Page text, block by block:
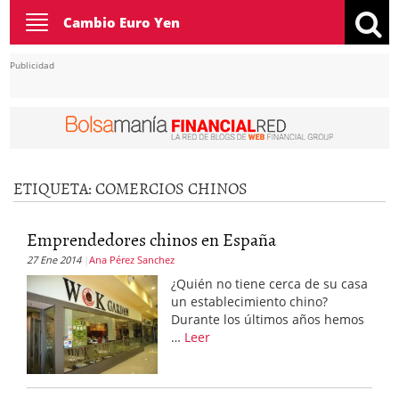
Toggle
navigation
Cambio Euro Yen
Publicidad
ETIQUETA:COMERCIOS CHINOS
Emprendedores chinos en España
27 Ene 2014 Ana Pérez Sanchez
¿Quién no tiene cerca de su casa
un establecimiento chino?
Durante los últimos años hemos
… Leer